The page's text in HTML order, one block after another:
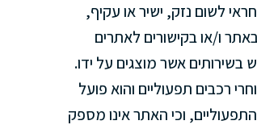
לשום נזק, ישיר או עקיף,
ו/או בקישורים לאתרים
בשירותים אשר מוצגים על ידו.
רכבים תפעוליים והוא פועל
וכי האתר אינו מספק